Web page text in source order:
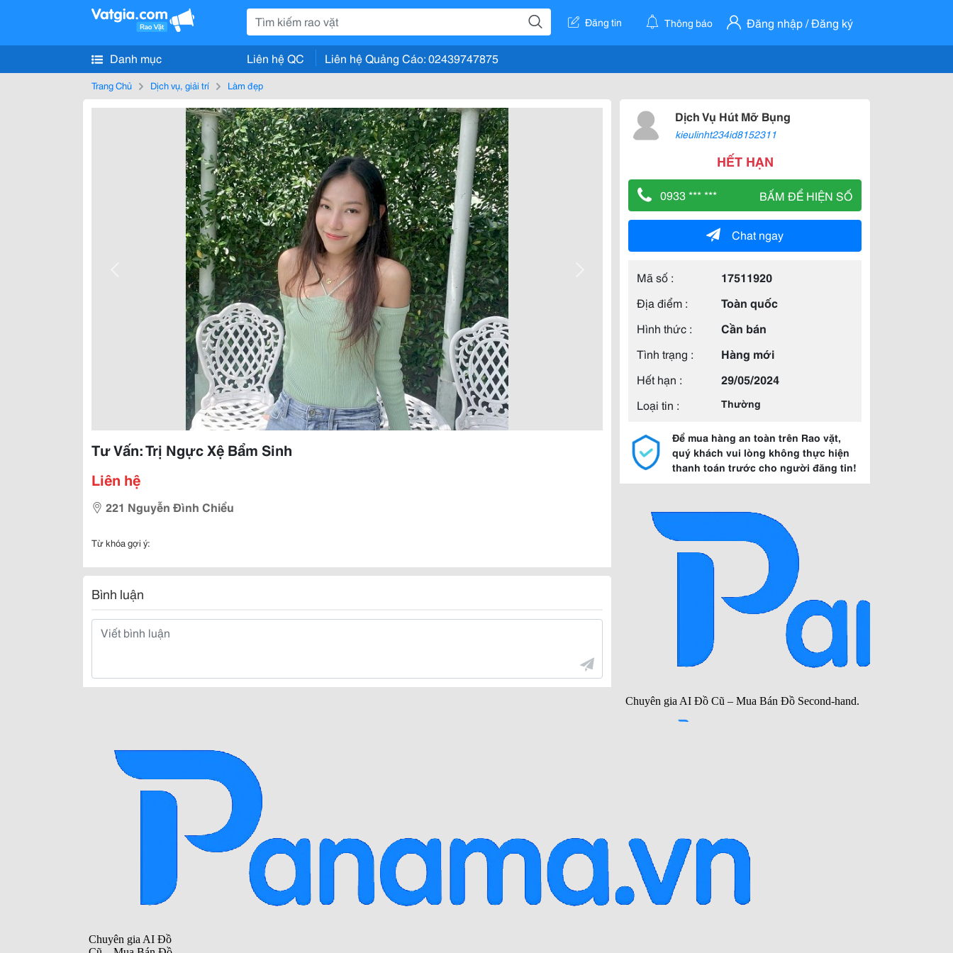
Đăng tin Thông báo Đăng nhập / Đăng ký
Danh mục Liên hệ QC Liên hệ Quảng Cáo: 02439747875
Trang Chủ Dịch vụ, giải trí Làm đẹp
Tư Vấn: Trị Ngực Xệ Bẩm Sinh
Liên hệ
221 Nguyễn Đình Chiểu
Từ khóa gợi ý:
Bình luận
Dịch Vụ Hút Mỡ Bụng
kieulinht234id8152311
HẾT HẠN
0933 *** *** BẤM ĐỂ HIỆN SỐ
Chat ngay
Mã số :
17511920
Địa điểm :
Toàn quốc
Hình thức :
Cần bán
Tình trạng :
Hàng mới
Hết hạn :
29/05/2024
Loại tin :
Thường
Để mua hàng an toàn trên Rao vặt,
quý khách vui lòng không thực hiện
thanh toán trước cho người đăng tin!